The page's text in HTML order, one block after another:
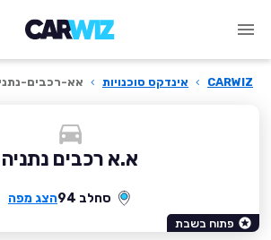
CARWIZ
› אינדקס סוכנויות › אא-רכבים-
א.א רכבים נתניה
סחלב 94 הצג מפה
פתוח בשבת